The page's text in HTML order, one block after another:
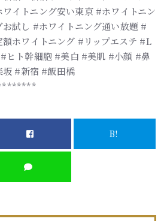
イトニング安い東京 #ホワイトニン
試し #ホワイトニング通い放題 #
ホワイトニング #リップエステ #L
ヒト幹細胞 #美白 #美肌 #小顔 #鼻
#新宿 #飯田橋
B!